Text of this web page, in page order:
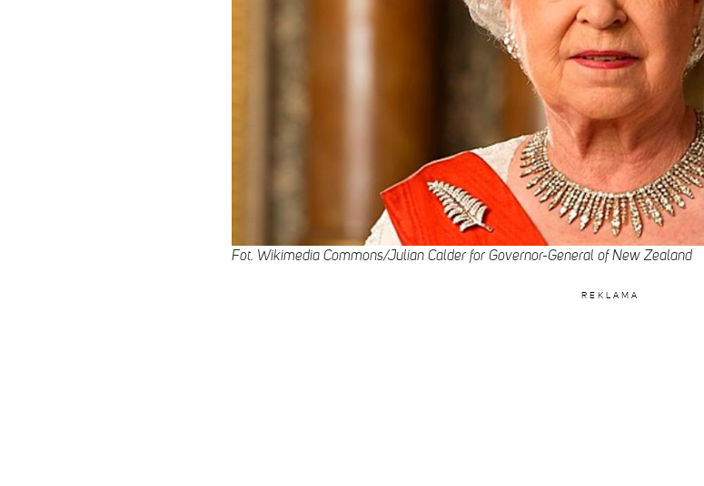
Fot. Wikimedia Commons/Julian Calder for Governor-General of New Zealand
REKLAMA